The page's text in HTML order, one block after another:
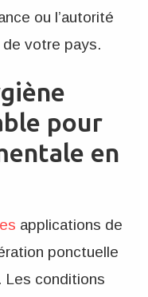
ou l’autorité
votre pays.
pour
en
applications de
ponctuelle
Les conditions